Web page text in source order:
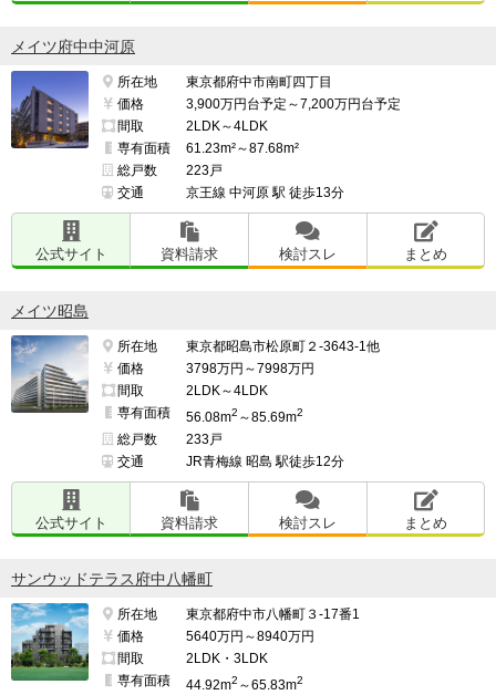
メイツ府中中河原
所在地
東京都府中市南町四丁目
価格
3,900万円台予定～7,200万円台予定
間取
2LDK～4LDK
専有面積
61.23m²～87.68m²
総戸数
223戸
交通
京王線 中河原 駅 徒歩13分
公式サイト 資料請求 検討スレ まとめ
メイツ昭島
所在地
東京都昭島市松原町２-3643-1他
価格
3798万円～7998万円
間取
2LDK～4LDK
専有面積
56.08m2 ～85.69m2
総戸数
233戸
交通
JR青梅線 昭島 駅徒歩12分
公式サイト 資料請求 検討スレ まとめ
サンウッドテラス府中八幡町
所在地
東京都府中市八幡町３-17番1
価格
5640万円～8940万円
間取
2LDK・3LDK
専有面積
44.92m2 ～65.83m2